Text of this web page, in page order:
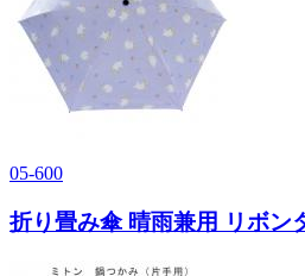
05-600
折り畳み傘 晴雨兼用 リボン